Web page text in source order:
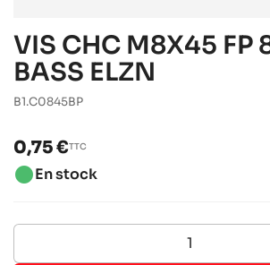
VIS CHC M8X45 FP
BASS ELZN
B1.C0845BP
0,75 €TTC
brightness_1En stock